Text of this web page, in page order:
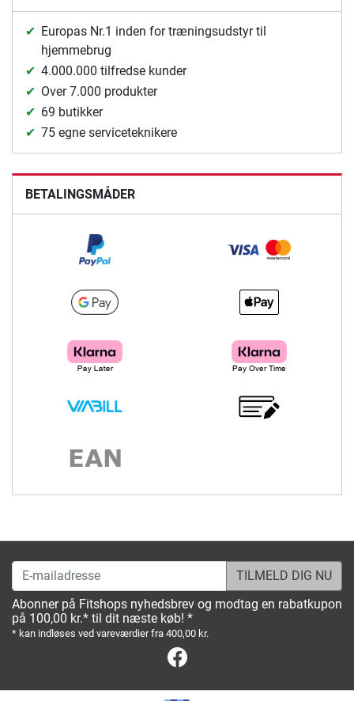
Europas Nr.1 inden for træningsudstyr til
hjemmebrug
4.000.000 tilfredse kunder
Over 7.000 produkter
69 butikker
75 egne serviceteknikere
BETALINGSMÅDER
E-mailadresse
Abonner på Fitshops nyhedsbrev og modtag en rabatkupon
på 100,00 kr.* til dit næste køb! *
* kan indløses ved vareværdier fra 400,00 kr.